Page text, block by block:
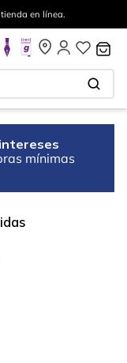
en línea.
mínimas